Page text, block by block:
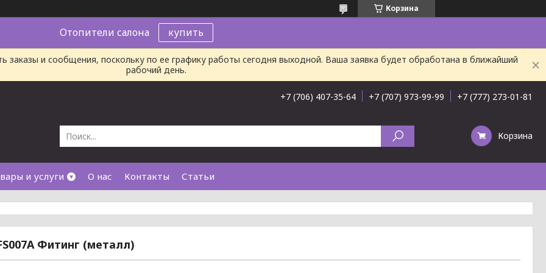
Корзина
Отопители салона купить
заказы и сообщения, поскольку по ее графику работы сегодня выходной. Ваша заявка будет обработана в ближайший
рабочий день.
+7 (706) 407-35-64 +7 (707) 973-99-99 +7 (777) 273-01-81
Корзина
и услуги О нас Контакты Статьи
Фитинг (металл)